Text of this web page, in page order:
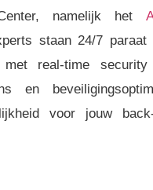
namelijk het
staan 24/7
met real-time
en
voor jouw